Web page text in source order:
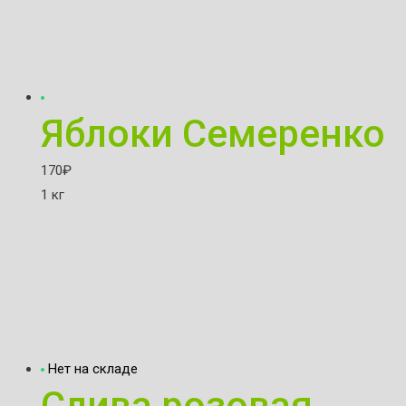
Яблоки Семеренко
170₽
1 кг
Нет на складе